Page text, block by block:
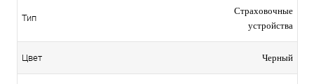
Тип
Страховочные
устройства
Цвет Черный